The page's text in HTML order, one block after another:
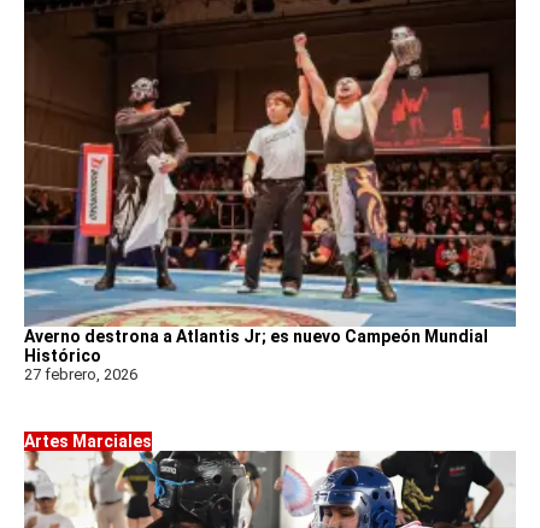
Averno destrona a Atlantis Jr; es nuevo Campeón Mundial
Histórico
27 febrero, 2026
Artes Marciales